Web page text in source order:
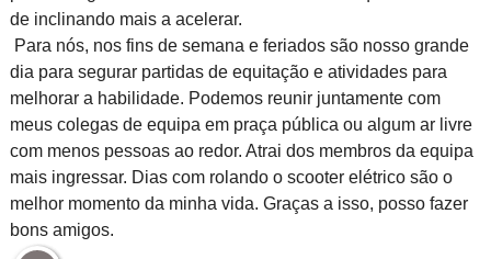
de inclinando mais a acelerar.
Para nós, nos fins de semana e feriados são nosso grande
dia para segurar partidas de equitação e atividades para
melhorar a habilidade. Podemos reunir juntamente com
meus colegas de equipa em praça pública ou algum ar livre
com menos pessoas ao redor. Atrai dos membros da equipa
mais ingressar. Dias com rolando o scooter elétrico são o
melhor momento da minha vida. Graças a isso, posso fazer
bons amigos.